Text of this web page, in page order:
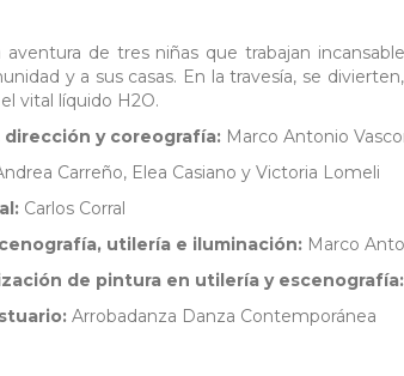
aventura de tres niñas que trabajan
y a sus casas. En la travesía, se
vital líquido H2O.
dirección y coreografía: Marco Antonio
Carreño, Elea Casiano y Victoria Lomeli
Carlos Corral
utilería e iluminación: Marco
de pintura en utilería y escenografía:
Arrobadanza Danza Contemporánea